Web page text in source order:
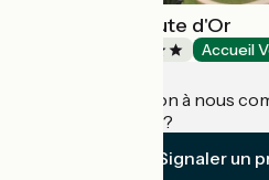
Camping La Route d'Or
Accueil
Une information à nous
établissement ?
Signaler un